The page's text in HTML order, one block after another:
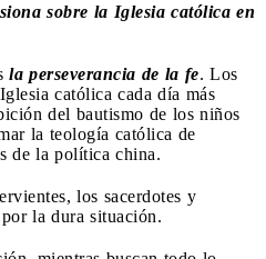
sobre la Iglesia católica en
la perseverancia de la fe. Los
católica cada día más
del bautismo de los niños
la teología católica de
de la política china.
los sacerdotes y
la dura situación.